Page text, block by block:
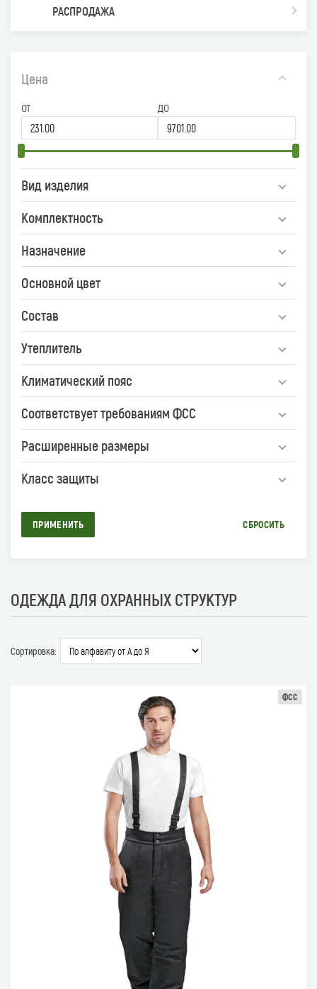
ОДЕЖДА ДЛЯ ОХРАННЫХ СТРУКТУР
Сортировка:
ФСС
РАСПРОДАЖА
Цена
от до
Вид изделия
Комплектность
Назначение
Основной цвет
Состав
Утеплитель
Климатический пояс
Соответствует требованиям ФСС
Расширенные размеры
Класс защиты
ПРИМЕНИТЬ СБРОСИТЬ